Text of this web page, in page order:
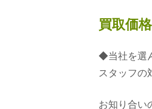
買取価
◆当社を選
スタッフの
お知り合い